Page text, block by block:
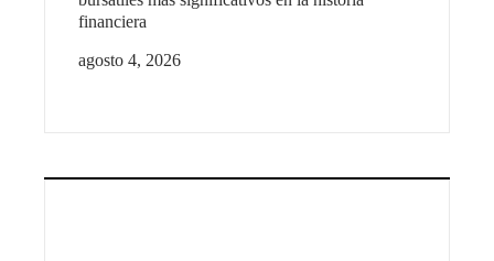
financiera
agosto 4, 2026